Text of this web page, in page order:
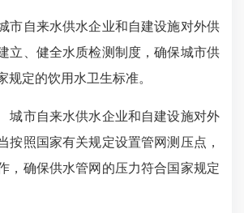
来水供水企业和自建设施对外供
立、健全水质检测制度，确保城市供
规定的饮用水卫生标准。
自来水供水企业和自建设施对外
按照国家有关规定设置管网测压点，
，确保供水管网的压力符合国家规定